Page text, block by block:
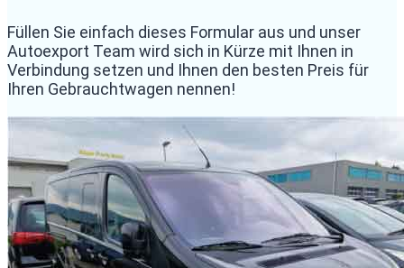
Füllen Sie einfach dieses Formular aus und unser
Autoexport Team wird sich in Kürze mit Ihnen in
Verbindung setzen und Ihnen den besten Preis für
Ihren Gebrauchtwagen nennen!